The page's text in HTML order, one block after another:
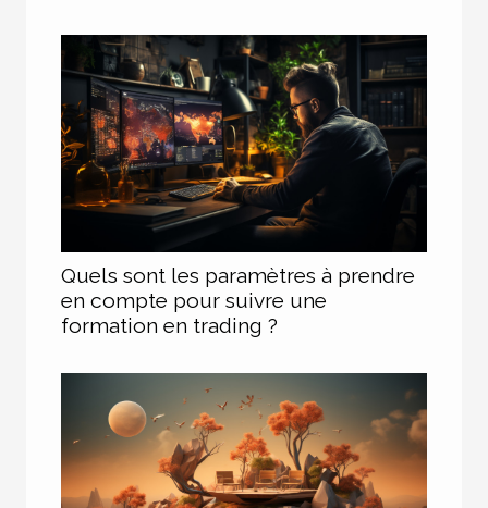
Quels sont les paramètres à prendre
en compte pour suivre une
formation en trading ?